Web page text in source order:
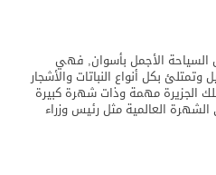
السياحة الأجمل بأسوان, فهي
بكل أنواع النباتات والأشجار
الجزيرة مهمة وذات شهرة كبيرة
العالمية مثل رئيس وزراء